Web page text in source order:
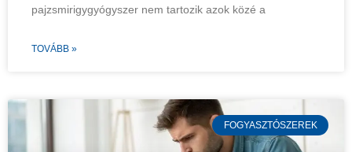
pajzsmirigygyógyszer nem tartozik azok közé a
TOVÁBB »
FOGYASZTÓSZEREK